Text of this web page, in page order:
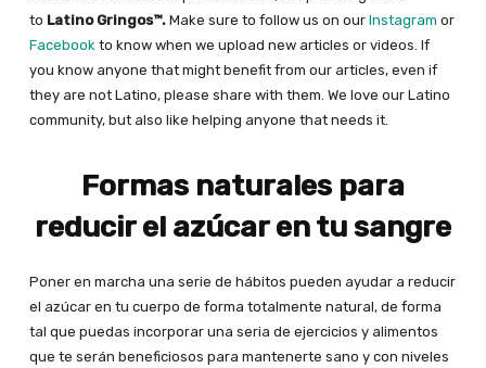
to Latino Gringos™.Make sure to follow us on our Instagram or
Facebook to know when we upload new articles or videos. If
you know anyone that might benefit from our articles, even if
they are not Latino, please share with them. We love our Latino
community, but also like helping anyone that needs it.
Formas naturales para
reducir el azúcar en tu sangre
Poner en marcha una serie de hábitos pueden ayudar a reducir
el azúcar en tu cuerpo de forma totalmente natural, de forma
tal que puedas incorporar una seria de ejercicios y alimentos
que te serán beneficiosos para mantenerte sano y con niveles